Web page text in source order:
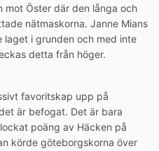
mot Öster där den långa och
nätmaskorna. Janne Mians
laget i grunden och med inte
detta från höger.
favoritskap upp på
är befogat. Det är bara
poäng av Häcken på
körde göteborgskorna över